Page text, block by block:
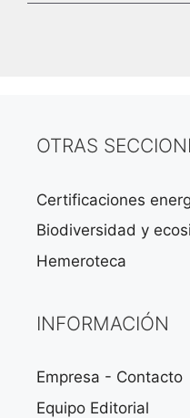
OTRAS
Certificaciones
Biodiversidad y
Hemeroteca
INFORMACIÓN
Empresa - Contacto
Equipo Editorial